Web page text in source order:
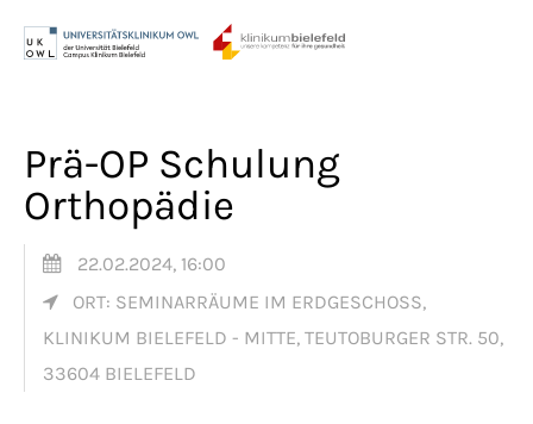
Prä-OP Schulung
Orthopädie
22.02.2024, 16:00
ORT: SEMINARRÄUME IM ERDGESCHOSS,
KLINIKUM BIELEFELD - MITTE, TEUTOBURGER STR. 50,
33604 BIELEFELD